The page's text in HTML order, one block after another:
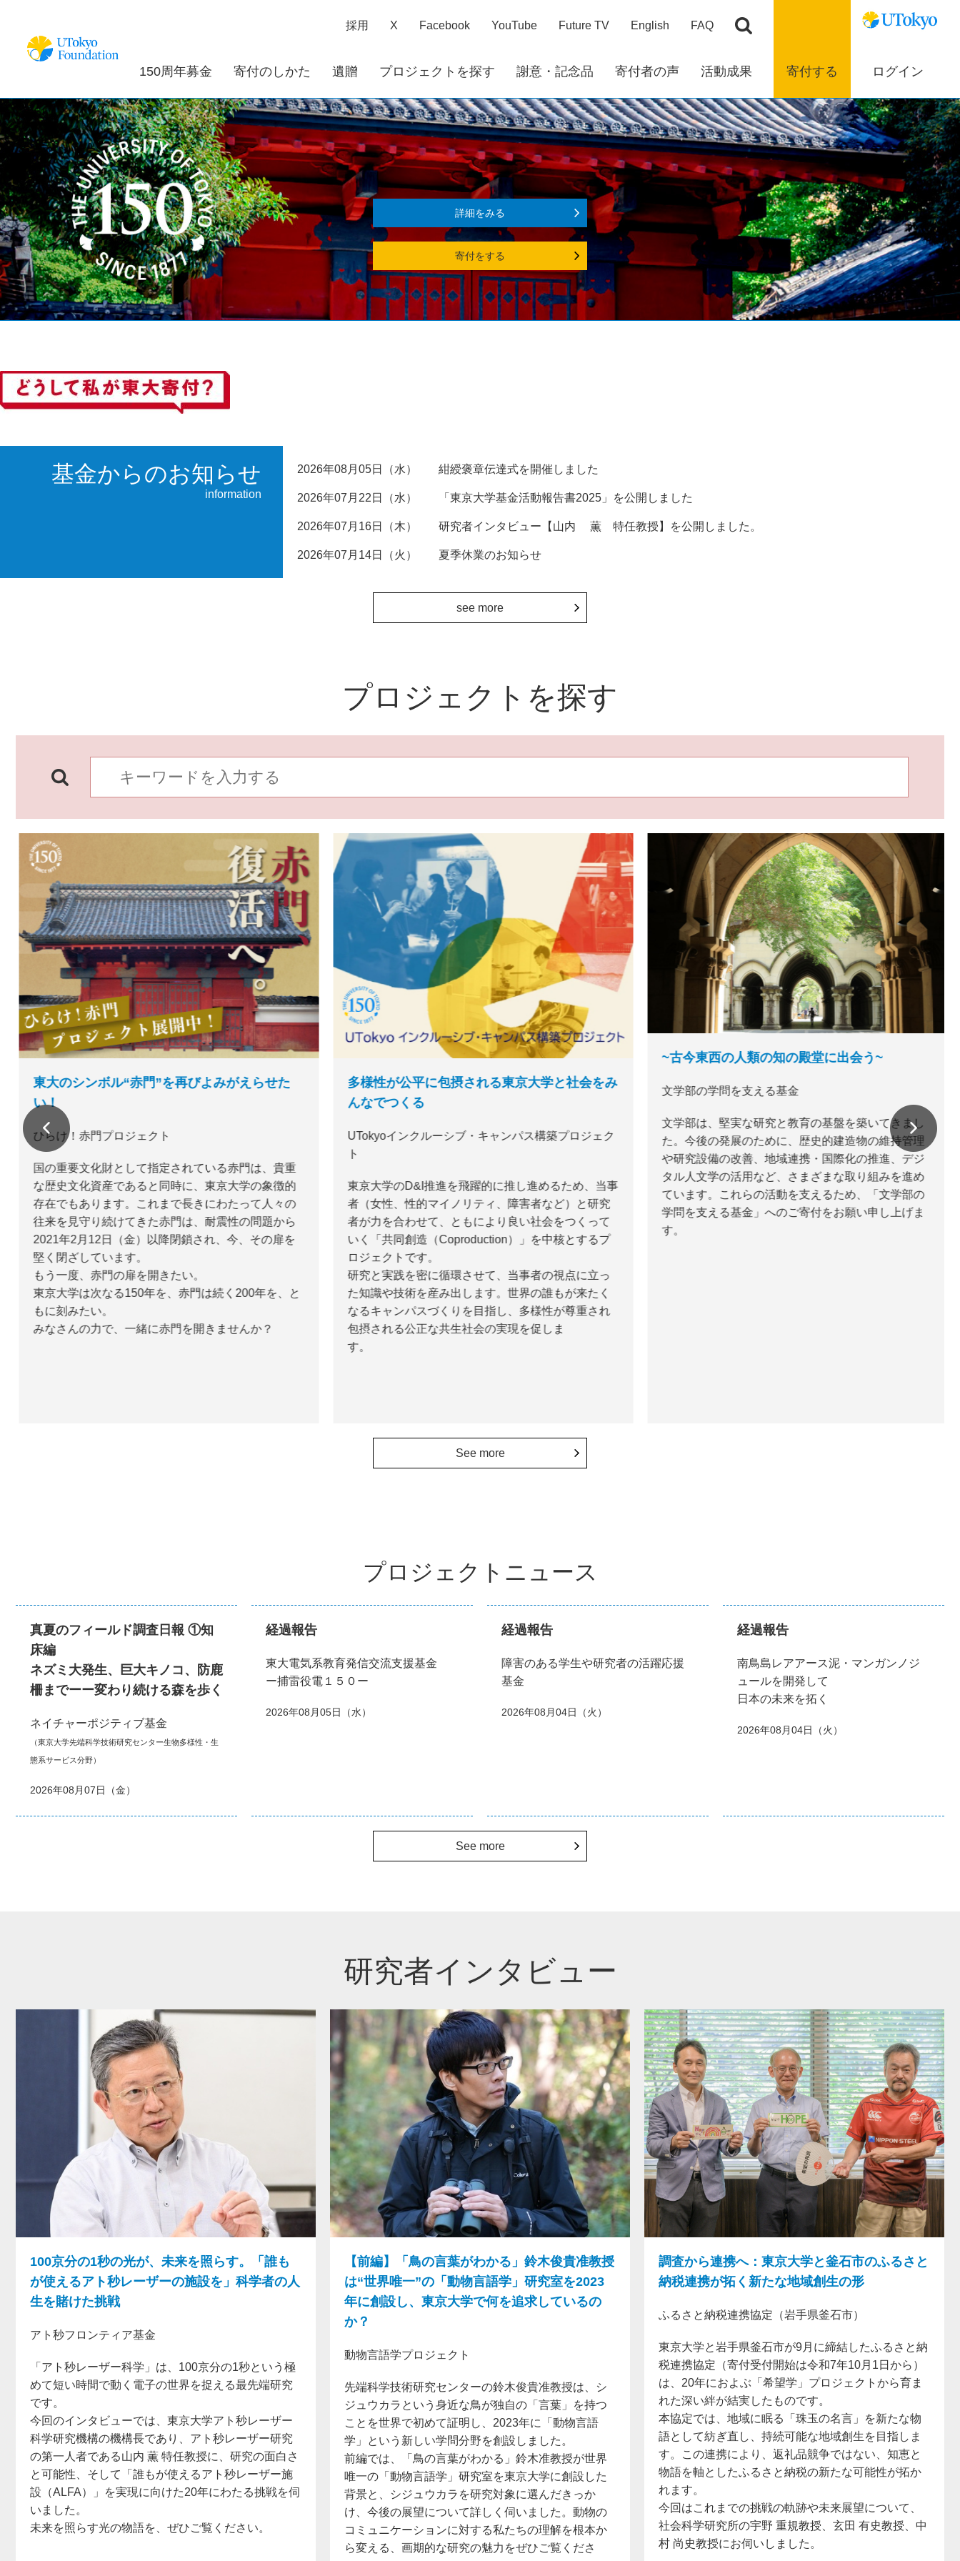
採用 X Facebook YouTube Future TV English FAQ
150周年募金 寄付のしかた 遺贈 プロジェクトを探す 謝意・記念品 寄付者の声 活動成果 寄付する ログイン
詳細をみる
寄付をする
基金からのお知らせ
information
2026年08月05日（水） 紺綬褒章伝達式を開催しました
2026年07月22日（水） 「東京大学基金活動報告書2025」を公開しました
2026年07月16日（木） 研究者インタビュー【山内 薫 特任教授】を公開しました。
2026年07月14日（火） 夏季休業のお知らせ
see more
プロジェクトを探す
東大のシンボル“赤門”を再びよみがえらせた
い！
ひらけ！赤門プロジェクト
国の重要文化財として指定されている赤門は、貴重
な歴史文化資産であると同時に、東京大学の象徴的
存在でもあります。これまで長きにわたって人々の
往来を見守り続けてきた赤門は、耐震性の問題から
2021年2月12日（金）以降閉鎖され、今、その扉を
堅く閉ざしています。
もう一度、赤門の扉を開きたい。
東京大学は次なる150年を、赤門は続く200年を、と
もに刻みたい。
みなさんの力で、一緒に赤門を開きませんか？
多様性が公平に包摂される東京大学と社会をみ
んなでつくる
UTokyoインクルーシブ・キャンパス構築プロジェク
ト
東京大学のD&I推進を飛躍的に推し進めるため、当事
者（女性、性的マイノリティ、障害者など）と研究
者が力を合わせて、ともにより良い社会をつくって
いく「共同創造（Coproduction）」を中核とするプ
ロジェクトです。
研究と実践を密に循環させて、当事者の視点に立っ
た知識や技術を産み出します。世界の誰もが来たく
なるキャンパスづくりを目指し、多様性が尊重され
包摂される公正な共生社会の実現を促しま
す。
~古今東西の人類の知の殿堂に出会う~
文学部の学問を支える基金
文学部は、堅実な研究と教育の基盤を築いてきまし
た。今後の発展のために、歴史的建造物の維持管理
や研究設備の改善、地域連携・国際化の推進、デジ
タル人文学の活用など、さまざまな取り組みを進め
ています。これらの活動を支えるため、「文学部の
学問を支える基金」へのご寄付をお願い申し上げま
す。
See more
プロジェクトニュース
真夏のフィールド調査日報 ①知
床編
ネズミ大発生、巨大キノコ、防鹿
柵までーー変わり続ける森を歩く
ネイチャーポジティブ基金
（東京大学先端科学技術研究センター生物多様性・生
態系サービス分野）
2026年08月07日（金）
経過報告
東大電気系教育発信交流支援基金
ー捕雷役電１５０ー
2026年08月05日（水）
経過報告
障害のある学生や研究者の活躍応援
基金
2026年08月04日（火）
経過報告
南鳥島レアアース泥・マンガンノジ
ュールを開発して
日本の未来を拓く
2026年08月04日（火）
See more
研究者インタビュー
100京分の1秒の光が、未来を照らす。「誰も
が使えるアト秒レーザーの施設を」科学者の人
生を賭けた挑戦
アト秒フロンティア基金
「アト秒レーザー科学」は、100京分の1秒という極
めて短い時間で動く電子の世界を捉える最先端研究
です。
今回のインタビューでは、東京大学アト秒レーザー
科学研究機構の機構長であり、アト秒レーザー研究
の第一人者である山内 薫 特任教授に、研究の面白さ
と可能性、そして「誰もが使えるアト秒レーザー施
設（ALFA）」を実現に向けた20年にわたる挑戦を伺
いました。
未来を照らす光の物語を、ぜひご覧ください。
【前編】「鳥の言葉がわかる」鈴木俊貴准教授
は“世界唯一”の「動物言語学」研究室を2023
年に創設し、東京大学で何を追求しているの
か？
動物言語学プロジェクト
先端科学技術研究センターの鈴木俊貴准教授は、シ
ジュウカラという身近な鳥が独自の「言葉」を持つ
ことを世界で初めて証明し、2023年に「動物言語
学」という新しい学問分野を創設しました。
前編では、「鳥の言葉がわかる」鈴木准教授が世界
唯一の「動物言語学」研究室を東京大学に創設した
背景と、シジュウカラを研究対象に選んだきっか
け、今後の展望について詳しく伺いました。動物の
コミュニケーションに対する私たちの理解を根本か
ら変える、画期的な研究の魅力をぜひご覧くださ
調査から連携へ：東京大学と釜石市のふるさと
納税連携が拓く新たな地域創生の形
ふるさと納税連携協定（岩手県釜石市）
東京大学と岩手県釜石市が9月に締結したふるさと納
税連携協定（寄付受付開始は令和7年10月1日から）
は、20年におよぶ「希望学」プロジェクトから育ま
れた深い絆が結実したものです。
本協定では、地域に眠る「珠玉の名言」を新たな物
語として紡ぎ直し、持続可能な地域創生を目指しま
す。この連携により、返礼品競争ではない、知恵と
物語を軸としたふるさと納税の新たな可能性が拓か
れます。
今回はこれまでの挑戦の軌跡や未来展望について、
社会科学研究所の宇野 重規教授、玄田 有史教授、中
村 尚史教授にお伺いしました。